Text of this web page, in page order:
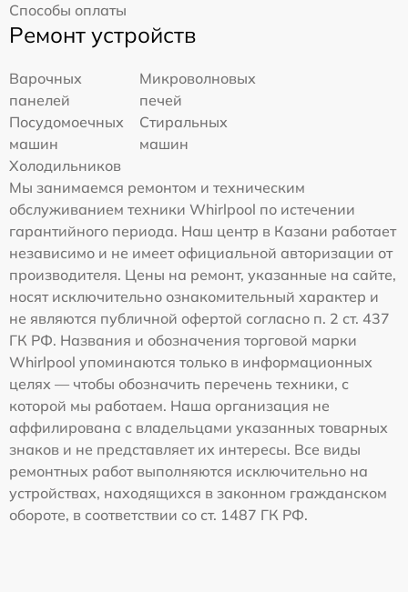
Способы оплаты
Ремонт устройств
Варочных
панелей
Микроволновых
печей
Посудомоечных
машин
Стиральных
машин
Холодильников
Мы занимаемся ремонтом и техническим
обслуживанием техники Whirlpool по истечении
гарантийного периода. Наш центр в Казани работает
независимо и не имеет официальной авторизации от
производителя. Цены на ремонт, указанные на сайте,
носят исключительно ознакомительный характер и
не являются публичной офертой согласно п. 2 ст. 437
ГК РФ. Названия и обозначения торговой марки
Whirlpool упоминаются только в информационных
целях — чтобы обозначить перечень техники, с
которой мы работаем. Наша организация не
аффилирована с владельцами указанных товарных
знаков и не представляет их интересы. Все виды
ремонтных работ выполняются исключительно на
устройствах, находящихся в законном гражданском
обороте, в соответствии со ст. 1487 ГК РФ.